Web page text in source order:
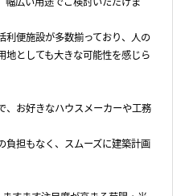
利便施設が多数揃っており、人の
としても大きな可能性を感じら
、お好きなハウスメーカーや工務
負担もなく、スムーズに建築計画